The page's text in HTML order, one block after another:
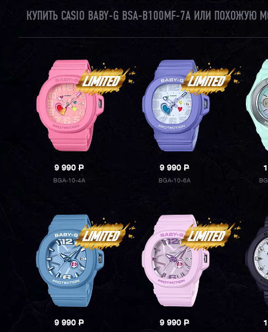
КУПИТЬ CASIO BABY-G BSA-B100MF-7A ИЛИ
9 990P
BGA-10-4A
9 990P
BGA-10-6A
9 990P 9 990P